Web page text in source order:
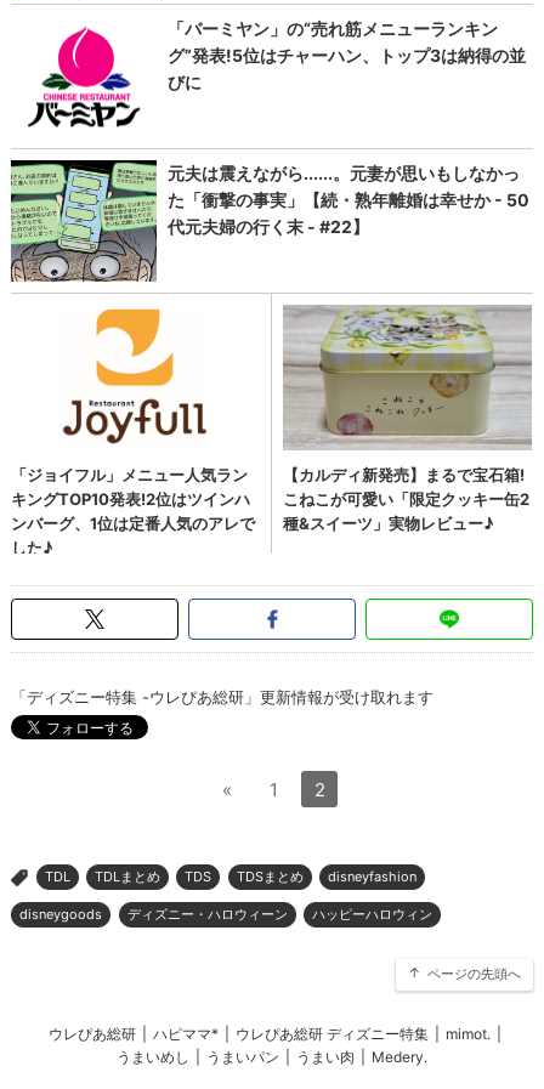
「ディズニー特集 -ウレぴあ総研」更新情報が受け取れます
« 1 2
> TDL TDLまとめ TDS TDSまとめ disneyfashion
disneygoods ディズニー・ハロウィーン ハッピーハロウィン
ページの先頭へ
ウレぴあ総研 ハピママ* ウレぴあ総研 ディズニー特集 mimot.
うまいめし
うまいパン うまい肉 Medery.